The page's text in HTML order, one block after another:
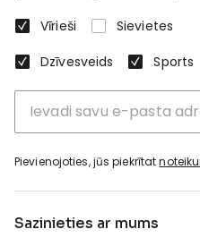
Vīrieši
Sievietes
Dzīvesveids
Sports
Pievienojoties, jūs piekrītat
Sazinieties ar mums